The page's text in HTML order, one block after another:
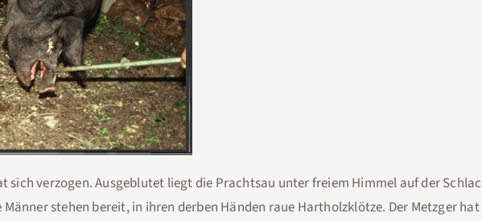
sich verzogen. Ausgeblutet liegt die Prachtsau unter freiem Himmel auf der
stehen bereit, in ihren derben Händen raue Hartholzklötze. Der Metzger